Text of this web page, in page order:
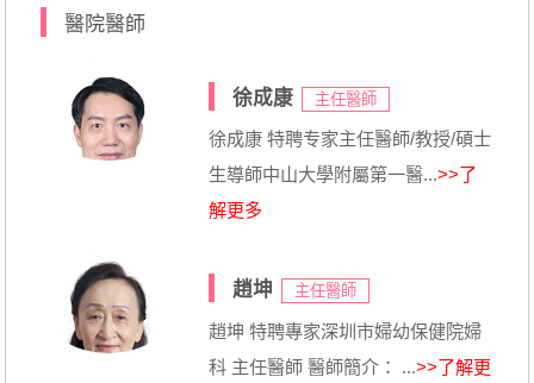
醫院醫師
徐成康 主任醫師
徐成康 特聘专家主任醫師/教授/碩士
生導師中山大學附屬第一醫...>>了
解更多
趙坤 主任醫師
趙坤 特聘專家深圳市婦幼保健院婦
科 主任醫師 醫師簡介： ...>>了解更